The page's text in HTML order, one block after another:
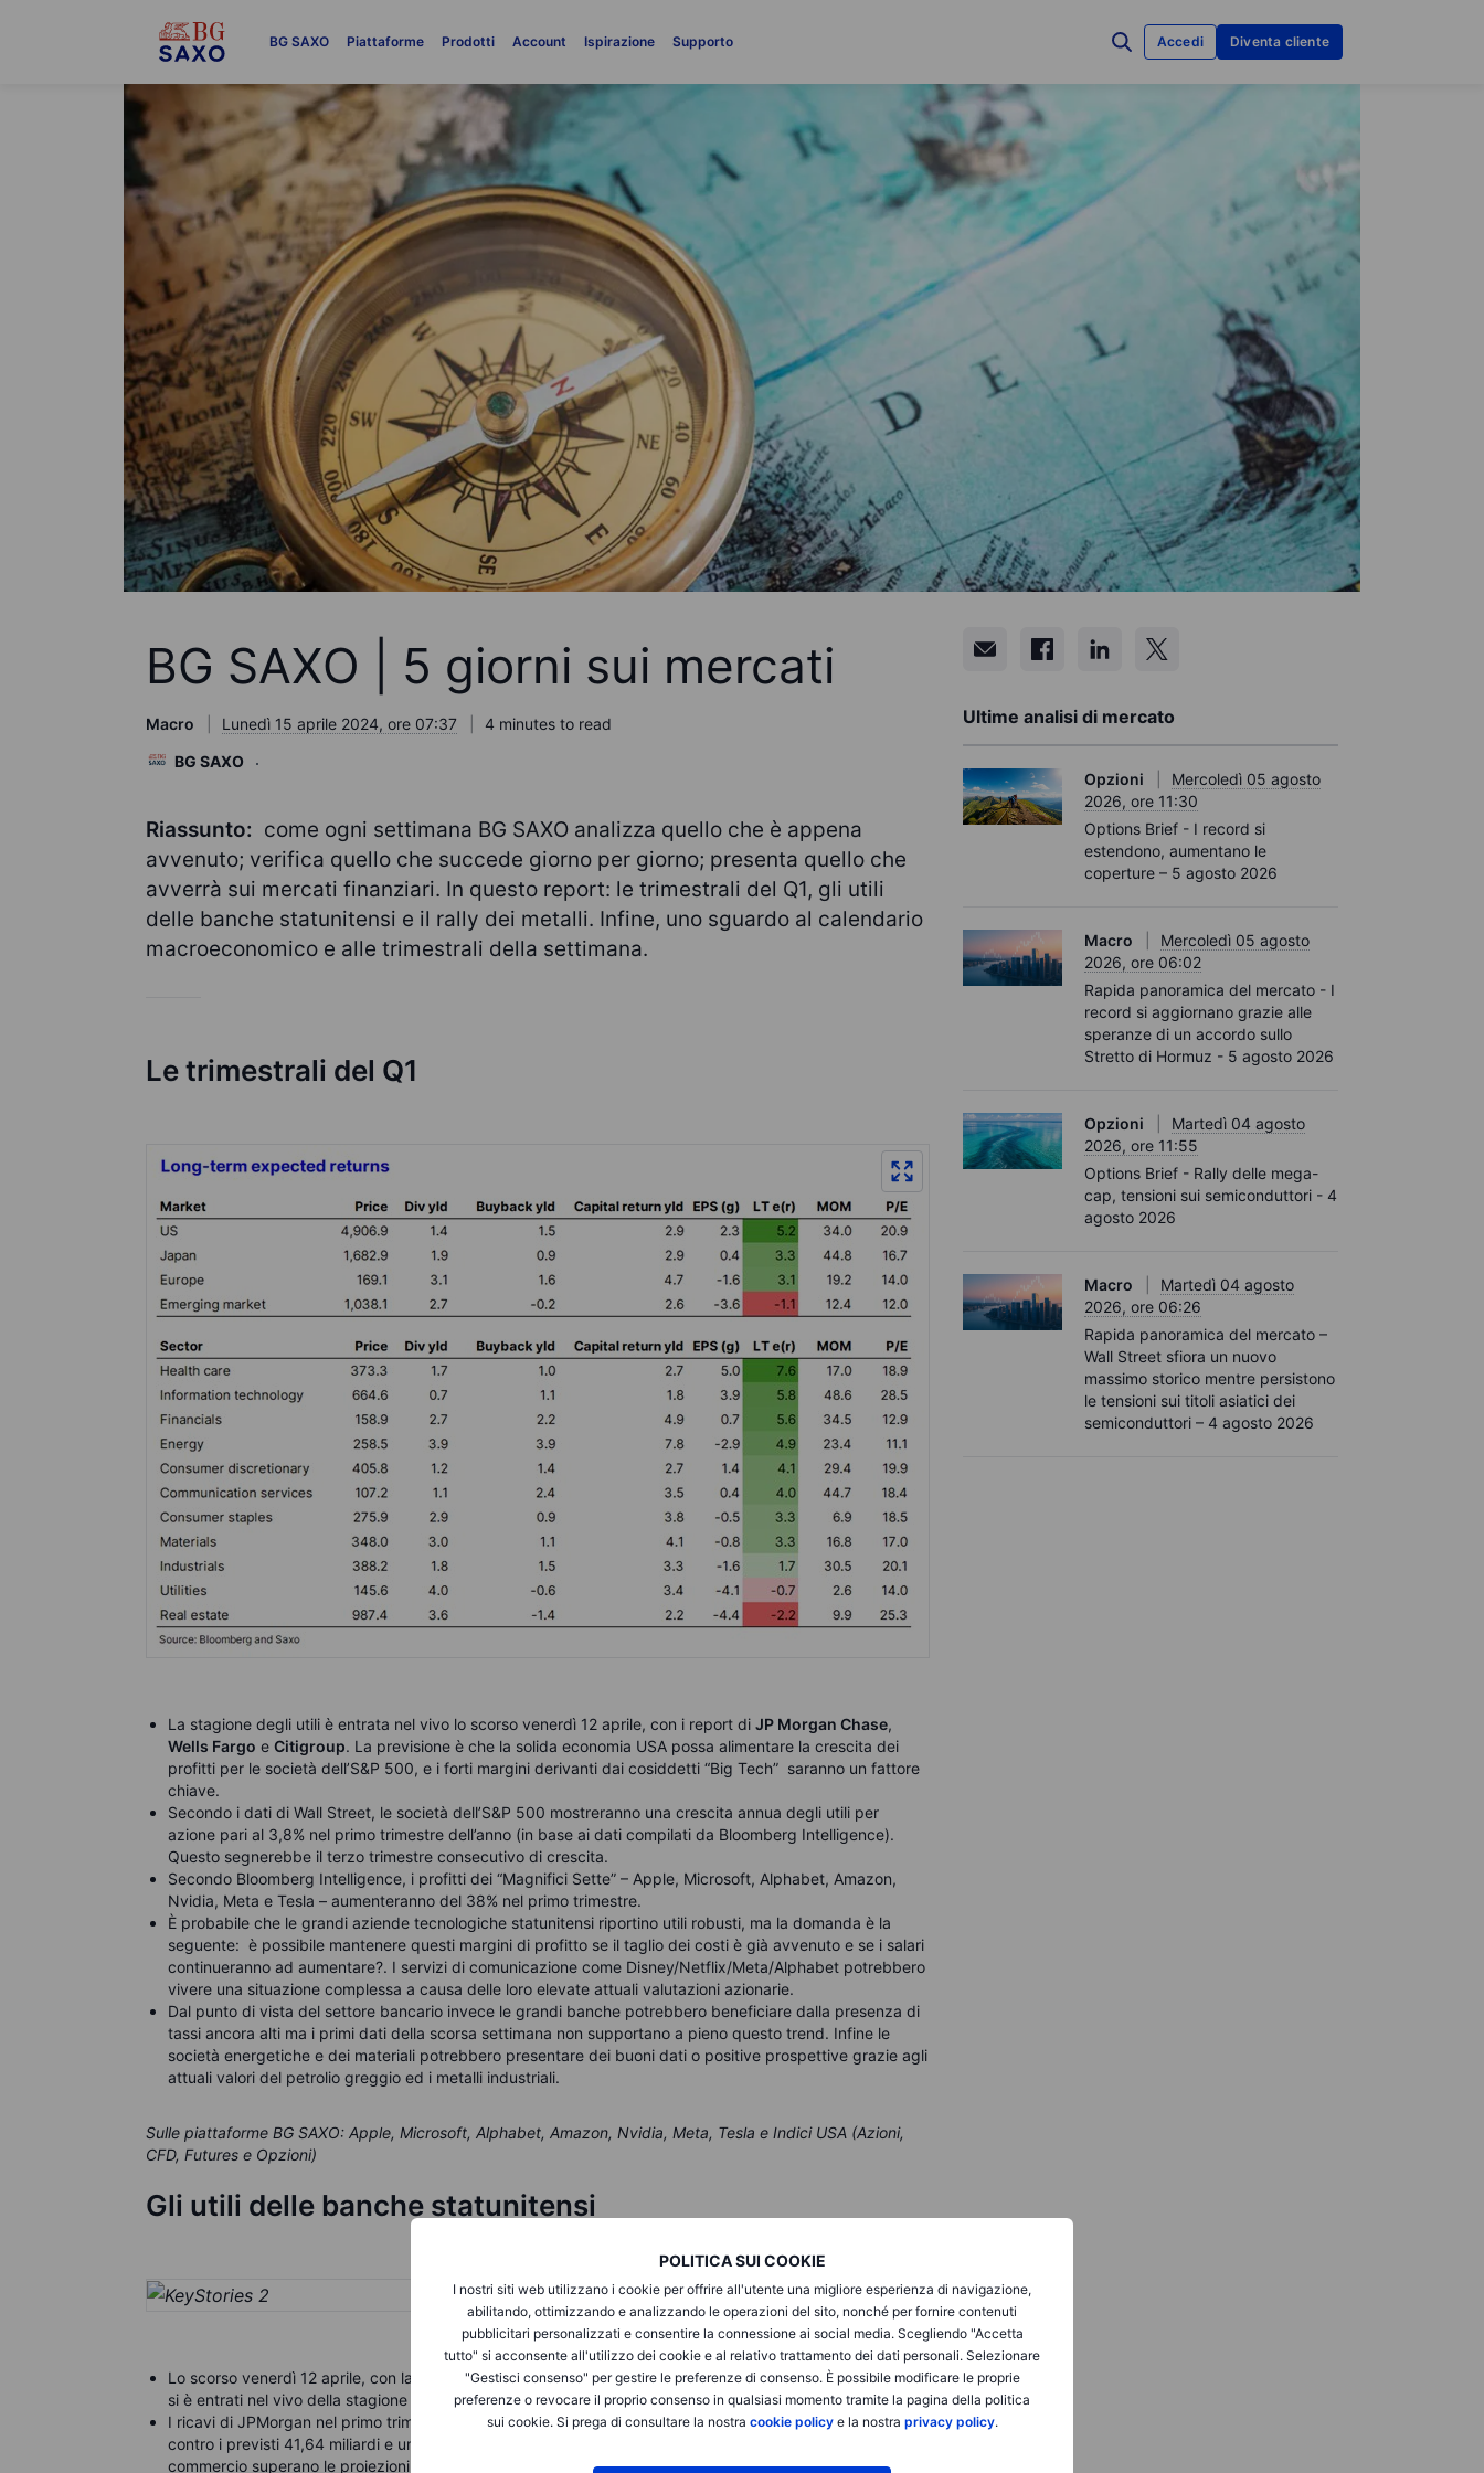
BG SAXO Piattaforme Prodotti Account Ispirazione Supporto Accedi Diventa cliente
POLITICA SUI COOKIE
I nostri siti web utilizzano i cookie per offrire all'utente una migliore esperienza di navigazione,
abilitando, ottimizzando e analizzando le operazioni del sito, nonché per fornire contenuti
pubblicitari personalizzati e consentire la connessione ai social media. Scegliendo "Accetta
tutto" si acconsente all'utilizzo dei cookie e al relativo trattamento dei dati personali. Selezionare
"Gestisci consenso" per gestire le preferenze di consenso. È possibile modificare le proprie
preferenze o revocare il proprio consenso in qualsiasi momento tramite la pagina della politica
sui cookie. Si prega di consultare la nostra cookie policye la nostra privacy policy.
BG SAXO | 5 giorni sui mercati
Macro Lunedì 15 aprile 2024, ore 07:37
4 minutes to read
BG SAXO
Riassunto: come ogni settimana BG SAXO analizza quello che è appena
avvenuto; verifica quello che succede giorno per giorno; presenta quello che
avverrà sui mercati finanziari. In questo report: le trimestrali del Q1, gli utili
delle banche statunitensi e il rally dei metalli. Infine, uno sguardo al calendario
macroeconomico e alle trimestrali della settimana.
Le trimestrali del Q1
La stagione degli utili è entrata nel vivo lo scorso venerdì 12 aprile, con i report di JP Morgan Chase,
Wells Fargo e Citigroup. La previsione è che la solida economia USA possa alimentare la crescita dei
profitti per le società dell’S&P 500, e i forti margini derivanti dai cosiddetti “Big Tech” saranno un fattore
chiave.
Secondo i dati di Wall Street, le società dell’S&P 500 mostreranno una crescita annua degli utili per
azione pari al 3,8% nel primo trimestre dell’anno (in base ai dati compilati da Bloomberg Intelligence).
Questo segnerebbe il terzo trimestre consecutivo di crescita.
Secondo Bloomberg Intelligence, i profitti dei “Magnifici Sette” – Apple, Microsoft, Alphabet, Amazon,
Nvidia, Meta e Tesla – aumenteranno del 38% nel primo trimestre.
È probabile che le grandi aziende tecnologiche statunitensi riportino utili robusti, ma la domanda è la
seguente: è possibile mantenere questi margini di profitto se il taglio dei costi è già avvenuto e se i salari
continueranno ad aumentare?. I servizi di comunicazione come Disney/Netflix/Meta/Alphabet potrebbero
vivere una situazione complessa a causa delle loro elevate attuali valutazioni azionarie.
Dal punto di vista del settore bancario invece le grandi banche potrebbero beneficiare dalla presenza di
tassi ancora alti ma i primi dati della scorsa settimana non supportano a pieno questo trend. Infine le
società energetiche e dei materiali potrebbero presentare dei buoni dati o positive prospettive grazie agli
attuali valori del petrolio greggio ed i metalli industriali.
Sulle piattaforme BG SAXO: Apple, Microsoft, Alphabet, Amazon, Nvidia, Meta, Tesla e Indici USA (Azioni,
CFD, Futures e Opzioni)
Gli utili delle banche statunitensi
Lo scorso venerdì 12 aprile, con la pubblicazione degli utili diJP Morgan Chase,Wells FargoeCitigroup
si è entrati nel vivo della stagione delle trimestrali.
I ricavi di JPMorgan nel primo trimestre hanno battuto le attese, con il dato a 42,55 miliardi di dollari
contro i previsti 41,64 miliardi e un EPS (earning per share) di 4,44$. I ricavi delle vendite e del
commercio superano le proiezioni. Il NII (Net Interest Income) diminuisce del 4% su base trimestrale, in
Ultime analisi di mercato
Opzioni
Mercoledì 05 agosto
2026, ore 11:30
Options Brief - I record si
estendono, aumentano le
coperture – 5 agosto 2026
Macro
Mercoledì 05 agosto
2026, ore 06:02
Rapida panoramica del mercato - I
record si aggiornano grazie alle
speranze di un accordo sullo
Stretto di Hormuz - 5 agosto 2026
Opzioni
Martedì 04 agosto
2026, ore 11:55
Options Brief - Rally delle mega-
cap, tensioni sui semiconduttori - 4
agosto 2026
Macro
Martedì 04 agosto
2026, ore 06:26
Rapida panoramica del mercato –
Wall Street sfiora un nuovo
massimo storico mentre persistono
le tensioni sui titoli asiatici dei
semiconduttori – 4 agosto 2026